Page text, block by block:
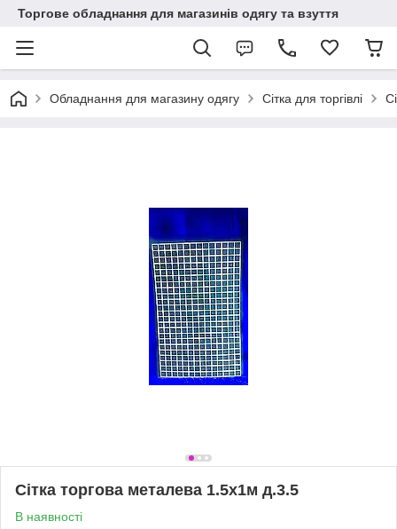
Торгове обладнання для магазинів одягу та взуття
Обладнання для магазину одягу Сітка для торгівлі
Сітка торгова металева 1.5х1м д.3.5
В наявності